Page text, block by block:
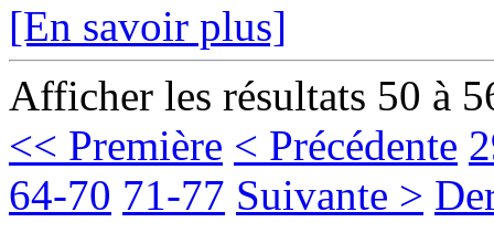
[En savoir plus]
Afficher les résultats 50 à
<< Première < Précédente
64-70 71-77 Suivante >